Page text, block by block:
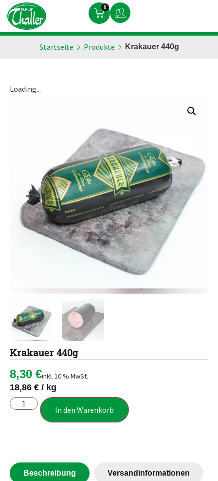
0
Startseite Produkte Krakauer 440g
Loading...
Krakauer 440g
8,30 €inkl. 10 % MwSt.
18,86 € / kg
In den Warenkorb
Beschreibung Versandinformationen